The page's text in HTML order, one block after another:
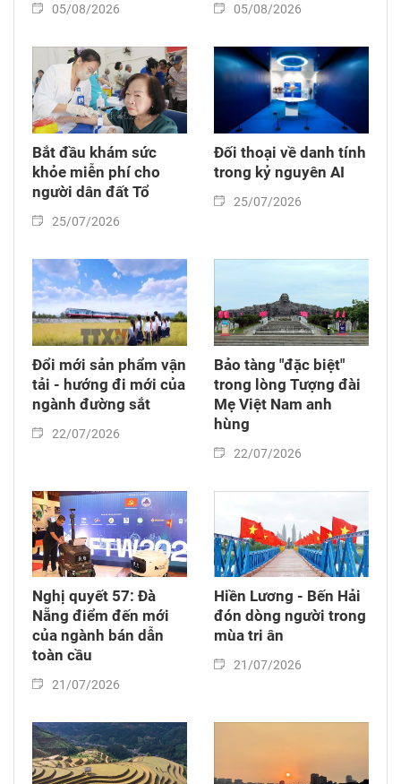
05/08/2026 05/08/2026
Bắt đầu khám sức
khỏe miễn phí cho
người dân đất Tổ
25/07/2026
Đối thoại về danh tính
trong kỷ nguyên AI
25/07/2026
Đổi mới sản phẩm vận
tải - hướng đi mới của
ngành đường sắt
22/07/2026
Bảo tàng "đặc biệt"
trong lòng Tượng đài
Mẹ Việt Nam anh
hùng
22/07/2026
Nghị quyết 57: Đà
Nẵng điểm đến mới
của ngành bán dẫn
toàn cầu
21/07/2026
Hiền Lương - Bến Hải
đón dòng người trong
mùa tri ân
21/07/2026